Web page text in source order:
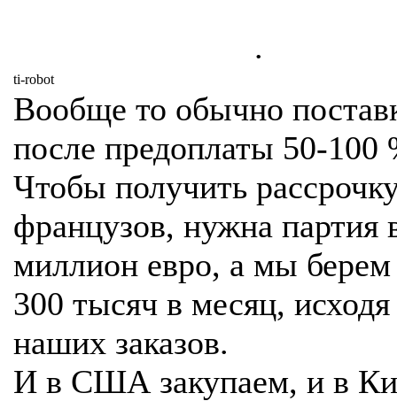
.
ti-robot
Вообще то обычно
после предоплаты 50-100
Чтобы получить
французов, нужна партия
миллион евро, а мы
300 тысяч в месяц, исходя
наших заказов.
И в США закупаем, и в